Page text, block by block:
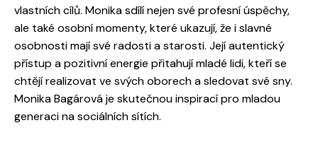
vlastních cílů. Monika sdílí nejen své profesní úspěchy,
ale také osobní momenty, které ukazují, že i slavné
osobnosti mají své radosti a starosti. Její autentický
přístup a pozitivní energie přitahují mladé lidi, kteří se
chtějí realizovat ve svých oborech a sledovat své sny.
Monika Bagárová je skutečnou inspirací pro mladou
generaci na sociálních sítích.